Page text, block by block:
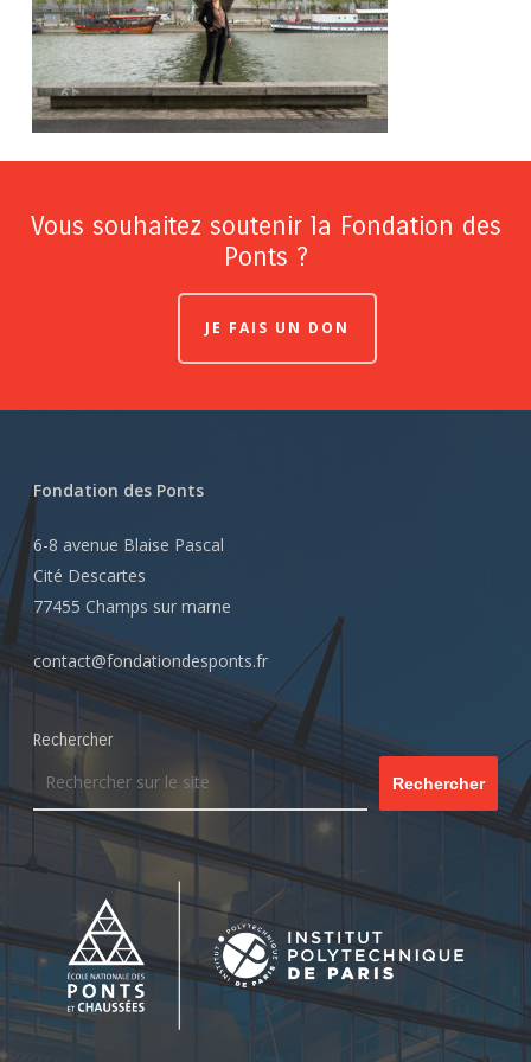
Vous souhaitez soutenir la Fondation des
Ponts ?
JE FAIS UN DON
Fondation des Ponts
6-8 avenue Blaise Pascal
Cité Descartes
77455 Champs sur marne
contact@fondationdesponts.fr
Rechercher
Rechercher